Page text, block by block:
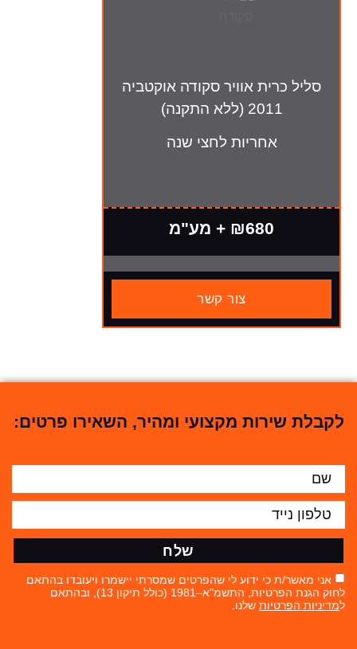
סליל כרית אוויר סקודה אוקטביה
2011 (ללא התקנה)
אחריות לחצי שנה
₪680 + מע"מ
צור קשר
לקבלת שירות מקצועי ומהיר, השאירו פרטים:
אני מאשר/ת כי ידוע לי שהפרטים שמסרתי יישמרו ויעובדו בהתאם
לחוק הגנת הפרטיות, התשמ"א–1981 (כולל תיקון 13), ובהתאם
למדיניות הפרטיות שלנו.
שלח